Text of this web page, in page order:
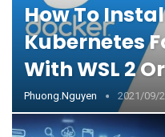
How To
Kubernetes
With WSL 2
Phuong.nguyen 2021/09/